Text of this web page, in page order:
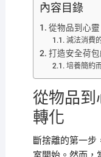
內容目錄
從物品到心
減法消費
打造安全荷
培養簡約
從物品到
轉化
斷捨離的第一步